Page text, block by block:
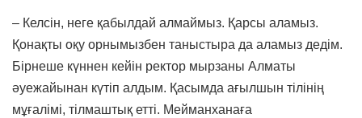
– Келсін, неге қабылдай алмаймыз. Қарсы аламыз.
Қонақты оқу орнымызбен таныстыра да аламыз дедім.
Бірнеше күннен кейін ректор мырзаны Алматы
әуежайынан күтіп алдым. Қасымда ағылшын тілінің
мұғалімі, тілмаштық етті. Мейманханаға